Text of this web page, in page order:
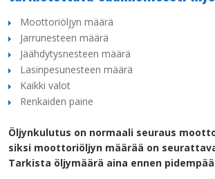
Moottoriöljyn määrä
Jarrunesteen määrä
Jäähdytysnesteen määrä
Lasinpesunesteen määrä
Kaikki valot
Renkaiden paine
Öljynkulutus on normaali seuraus
siksi moottoriöljyn määrää on
Tarkista öljymäärä aina ennen